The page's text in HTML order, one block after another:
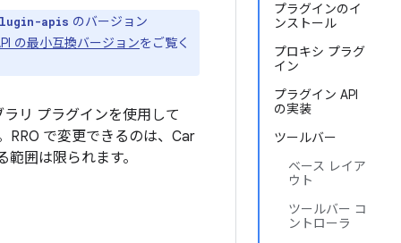
プラグインのイ
ンストール
プロキシ プラグ
イン
プラグイン API
の実装
ツールバー
ベース レイア
ウト
ツールバー コ
ントローラ
apis のバージョン
の最小互換バージョンをご覧く
リ プラグインを使用して
RRO で変更できるのは、Car
囲は限られます。